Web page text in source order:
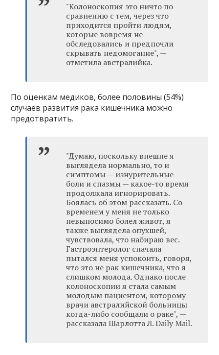
"Колоноскопия это ничто по
сравнению с тем, через что
приходится пройти людям,
которые вовремя не
обследовались и предпочли
скрывать недомогание", —
отметила австралийка.
По оценкам медиков, более половины (54%)
случаев развития рака кишечника можно
предотвратить.
"Думаю, поскольку внешне я
выглядела нормально, то и
симптомы — изнурительные
боли и спазмы — какое-то время
продолжала игнорировать.
Боялась об этом рассказать. Со
временем у меня не только
невыносимо болел живот, я
также выглядела опухшей,
чувствовала, что набираю вес.
Гастроэнтеролог сначала
пытался меня успокоить, говоря,
что это не рак кишечника, что я
слишком молода. Однако после
колоноскопии я стала самым
молодым пациентом, которому
врачи австралийской больницы
когда-либо сообщали о раке", —
рассказала Шарлотта Л. Daily Mail.